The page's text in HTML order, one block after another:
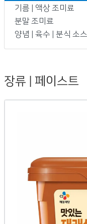
기름 | 액상 조미료
분말 조미료
양념 | 육수 | 분식 소스
장류 | 페이스트